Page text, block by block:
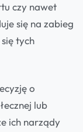
czy nawet
się na zabieg
tych
o
lub
ich narządy